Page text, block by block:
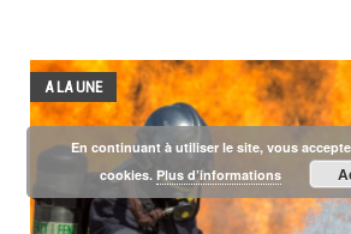
A LA UNE
En continuant à utiliser le site, vous
cookies.Plus d’informations